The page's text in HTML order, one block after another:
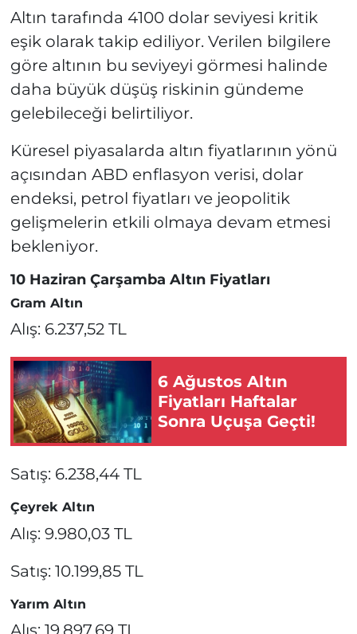
Altın tarafında 4100 dolar seviyesi kritik
eşik olarak takip ediliyor. Verilen bilgilere
göre altının bu seviyeyi görmesi halinde
daha büyük düşüş riskinin gündeme
gelebileceği belirtiliyor.
Küresel piyasalarda altın fiyatlarının yönü
açısından ABD enflasyon verisi, dolar
endeksi, petrol fiyatları ve jeopolitik
gelişmelerin etkili olmaya devam etmesi
bekleniyor.
10 Haziran Çarşamba Altın Fiyatları
Gram Altın
Alış: 6.237,52 TL
6 Ağustos Altın
Fiyatları Haftalar
Sonra Uçuşa Geçti!
Satış: 6.238,44 TL
Çeyrek Altın
Alış: 9.980,03 TL
Satış: 10.199,85 TL
Yarım Altın